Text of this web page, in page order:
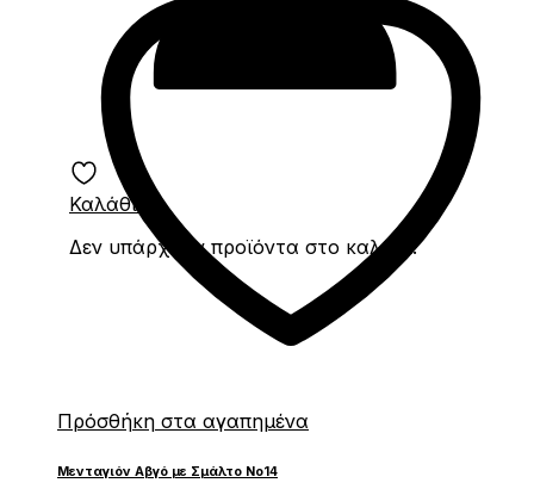
Καλάθι
Δεν υπάρχουν προϊόντα στο καλάθι.
Πρόσθήκη στα αγαπημένα
Μενταγιόν Αβγό με Σμάλτο Νο14